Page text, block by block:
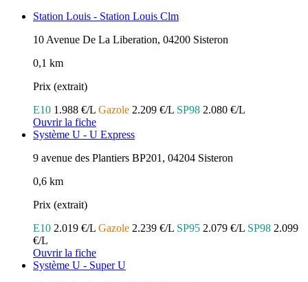
Station Louis - Station Louis Clm
10 Avenue De La Liberation, 04200 Sisteron
0,1 km
Prix (extrait)
E10 1.988 €/L Gazole 2.209 €/L SP98 2.080 €/L
Ouvrir la fiche
Système U - U Express
9 avenue des Plantiers BP201, 04204 Sisteron
0,6 km
Prix (extrait)
E10 2.019 €/L Gazole 2.239 €/L SP95 2.079 €/L SP98 2.099
€/L
Ouvrir la fiche
Système U - Super U